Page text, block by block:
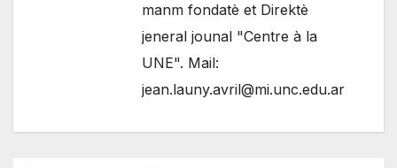
manm fondatè et Direktè
jeneral jounal "Centre à la
UNE". Mail:
jean.launy.avril@mi.unc.edu.ar